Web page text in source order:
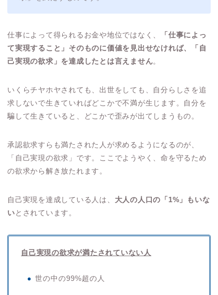
仕事によって得られるお金や地位ではなく、
「仕事によっ
て実現すること」そのものに価値を見出せなければ、「自
己実現の欲求」を達成したとは言えません。
いくらチヤホヤされても、出世をしても、自分らしさを追
求しないで生きていればどこかで不満が生じます。自分を
騙して生きていると、どこかで歪みが出てしまうもの。
承認欲求すらも満たされた人が求めるようになるのが、
「自己実現の欲求」です。ここでようやく、命を守るため
の欲求から解き放たれます。
自己実現を達成している人は、 大人の人口の「1%」もいな
いとされています。
自己実現の欲求が満たされていない人
世の中の99%超の人